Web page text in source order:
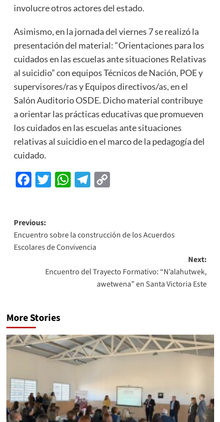
involucre otros actores del estado.
Asimismo, en la jornada del viernes 7 se realizó la
presentación del material: “Orientaciones para los
cuidados en las escuelas ante situaciones Relativas
al suicidio” con equipos Técnicos de Nación, POE y
supervisores/ras y Equipos directivos/as, en el
Salón Auditorio OSDE. Dicho material contribuye
a orientar las prácticas educativas que promueven
los cuidados en las escuelas ante situaciones
relativas al suicidio en el marco de la pedagogía del
cuidado.
Facebook
Twitter
WhatsApp
Telegram
Copy
Previous:
Encuentro sobre la construcción de los Acuerdos
Escolares de Convivencia
Next:
Encuentro del Trayecto Formativo: “N’alahutwek,
awetwena” en Santa Victoria Este
More Stories